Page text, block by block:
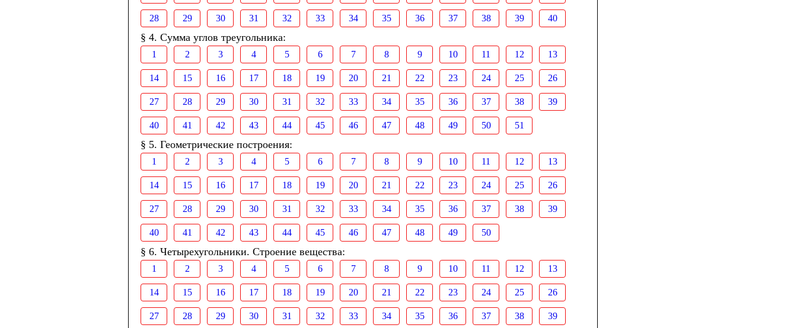
28 29 30 31 32 33 34 35 36 37 38 39 40
§ 4. Сумма углов треугольника:
1 2 3 4 5 6 7 8 9 10 11 12 13
14 15 16 17 18 19 20 21 22 23 24 25 26
27 28 29 30 31 32 33 34 35 36 37 38 39
40 41 42 43 44 45 46 47 48 49 50 51
§ 5. Геометрические построения:
1 2 3 4 5 6 7 8 9 10 11 12 13
14 15 16 17 18 19 20 21 22 23 24 25 26
27 28 29 30 31 32 33 34 35 36 37 38 39
40 41 42 43 44 45 46 47 48 49 50
§ 6. Четырехугольники. Строение вещества:
1 2 3 4 5 6 7 8 9 10 11 12 13
14 15 16 17 18 19 20 21 22 23 24 25 26
27 28 29 30 31 32 33 34 35 36 37 38 39